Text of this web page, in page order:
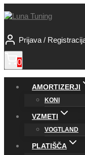
Prijava /
0
AMORTIZERJI
KONI
VZMETI
VOGTLAND
PLATIŠČA